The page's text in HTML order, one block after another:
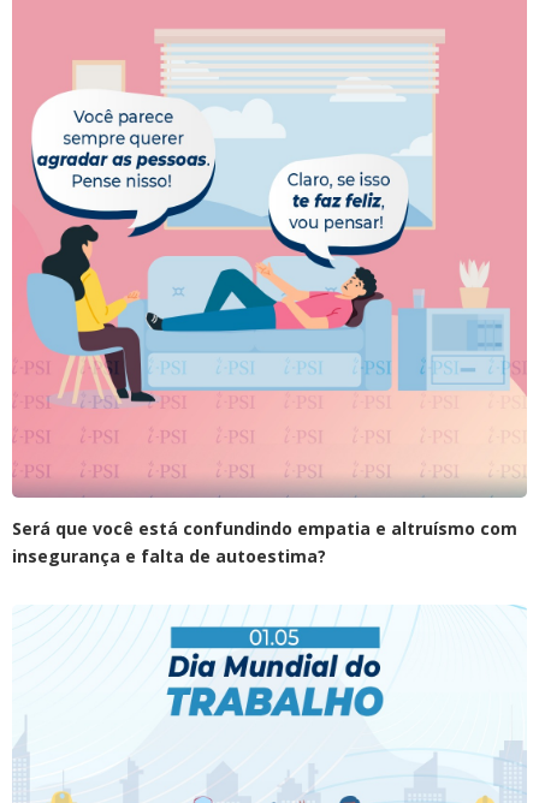
Será que você está confundindo empatia e altruísmo com
insegurança e falta de autoestima?